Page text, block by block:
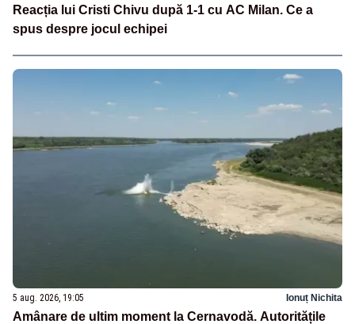
Reacția lui Cristi Chivu după 1-1 cu AC Milan. Ce a
spus despre jocul echipei
5 aug. 2026, 19:05 Ionuț Nichita
Amânare de ultim moment la Cernavodă. Autoritățile